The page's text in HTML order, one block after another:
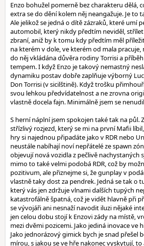
Enzo bohužel pomerně bez charakteru dělá,
extra se do dění kolem něj neangažuje. Je to
Ale jelikož se jedná o dítě zázraků, které umí
automobil, který nikdy předtím neviděl, střílet
zbraní, aniž by k tomu kdy předtím měl
na kterém v dole, ve kterém od mala
do něj vkládána důvěra rodiny Torrisi a
tempem. I když Enzo je takový nemastný
dynamiku postav dobře zaplňuje výborný
Don Torrisi (v sicilštině). Když trošku
svou lehkou předvídatelnost a ne zrovna
vlastně docela fajn. Minimálně jsem se
S herní náplní jsem spokojen také tak na půl.
střízlivý rozjezd, který se mi na první Mafii
hry si najednou připadáte jako v RDR nebo
neustále nabíhají noví nepřátelé ze spawn
objevují nová vozidla z pečlivě nachystaných
mimo to také velmi podobá RDR, což by
pozitivum, ale přiznejme si, že gunplay v
vlastně taky dost za pendrek. Jedná se tak o
který vás jen zdržuje vlnami dalších tupých
katastrofálně špatná, což je vidět hlavně při
se vývojáři ani nesnaží navodit iluzi nějaké
jen celou dobu stojí k Enzovi zády na místě,
mezi dvěmi pozicemi. Jako jediná inovace ve
Jako jednorázový gimick bych je snad přešel
mírou, s jakou se ve hře nakonec vyskytují,